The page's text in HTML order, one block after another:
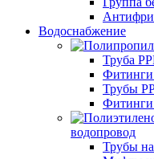
Водоснабжение
Труба
Фитинги
Трубы
Фитинги
водопровод
Трубы